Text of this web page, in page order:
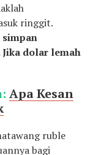
ringgit.
dolar lemah
Apa Kesan
ruble
bagi